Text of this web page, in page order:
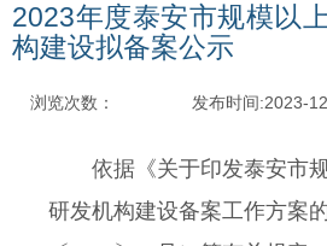
2023年度泰安市规模以
构建设拟备案公示
浏览次数： 发布时间:2023-
依据《关于印发泰安市
研发机构建设备案工作方案